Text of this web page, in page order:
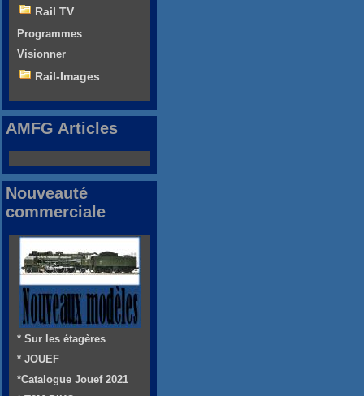
Rail TV
Programmes
Visionner
Rail-Images
AMFG Articles
Nouveauté
commerciale
* Sur les étagères
* JOUEF
*Catalogue Jouef 2021